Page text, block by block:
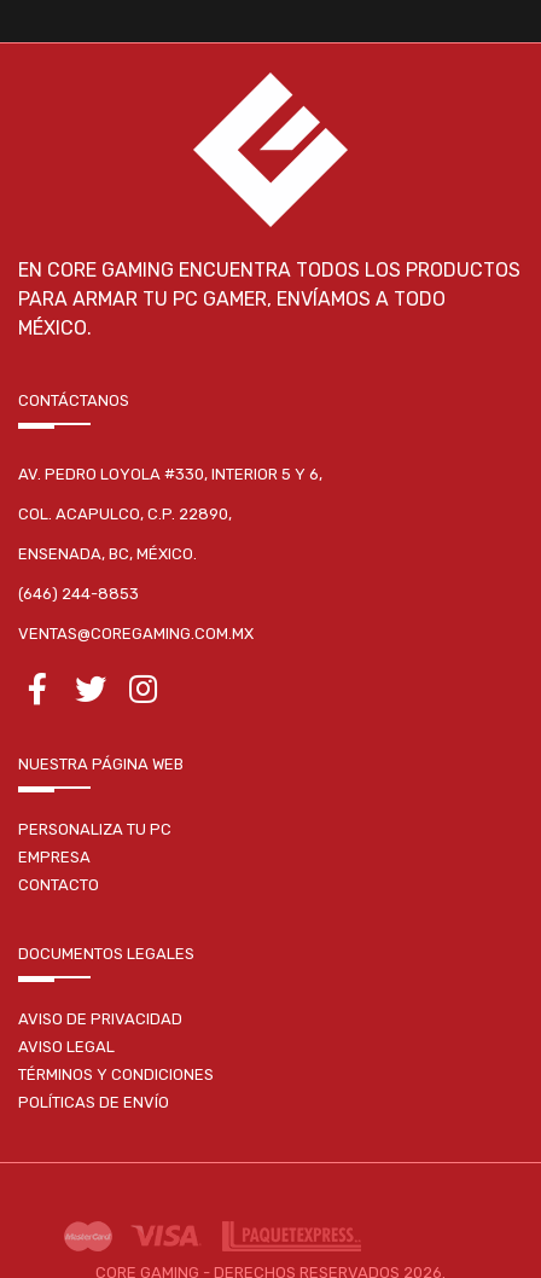
EN CORE GAMING ENCUENTRA TODOS LOS PRODUCTOS
PARA ARMAR TU PC GAMER, ENVÍAMOS A TODO
MÉXICO.
CONTÁCTANOS
AV. PEDRO LOYOLA #330, INTERIOR 5 Y 6,
COL. ACAPULCO, C.P. 22890,
ENSENADA, BC, MÉXICO.
(646) 244-8853
VENTAS@COREGAMING.COM.MX
NUESTRA PÁGINA WEB
PERSONALIZA TU PC
EMPRESA
CONTACTO
DOCUMENTOS LEGALES
AVISO DE PRIVACIDAD
AVISO LEGAL
TÉRMINOS Y CONDICIONES
POLÍTICAS DE ENVÍO
CORE GAMING - DERECHOS RESERVADOS 2026.